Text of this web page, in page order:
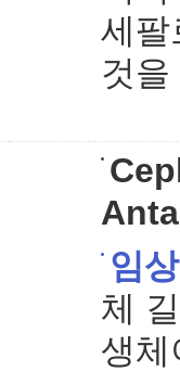
세팔
것
임
체
생체